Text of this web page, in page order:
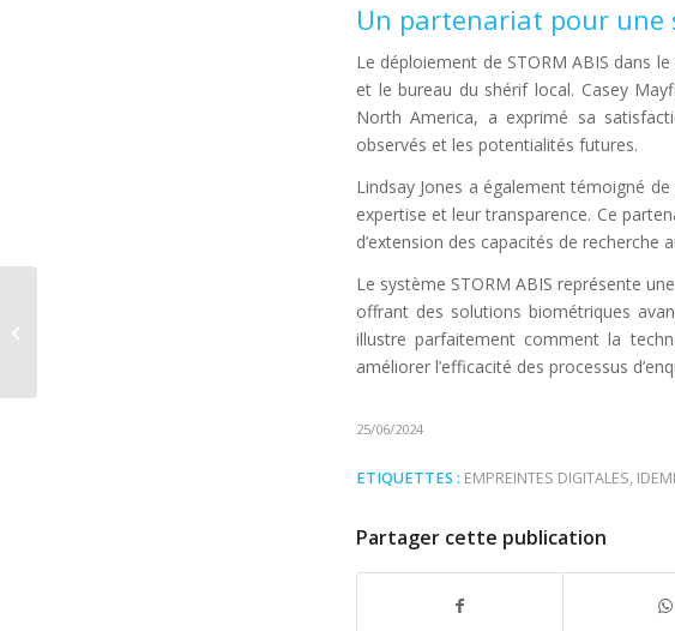
Un partenariat pour une
Le déploiement de STORM ABIS dans
et le bureau du shérif local. Casey
North America, a exprimé sa
observés et les potentialités futures.
Lindsay Jones a également témoigné
expertise et leur transparence. Ce
d’extension des capacités de recherche
Le système STORM ABIS représente
offrant des solutions biométriques
illustre parfaitement comment la
améliorer l’efficacité des processus
25/06/2024
ETIQUETTES : EMPREINTES DIGITALES,
Partager cette publication